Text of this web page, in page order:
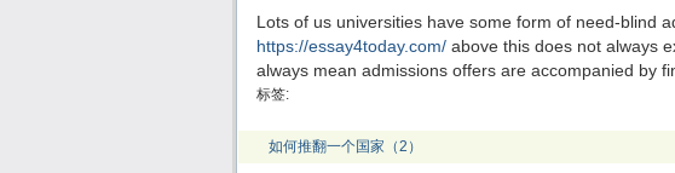
Lots of us universities have some form of need-blind
https://essay4today.com/ above this does not always
always mean admissions offers are accompanied by
标签:
如何推翻一个国家（2）